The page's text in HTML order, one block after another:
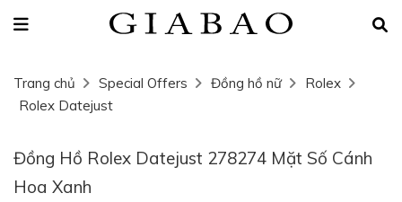
Trang chủ Special Offers Đồng hồ nữ
Rolex
Rolex Datejust
Đồng Hồ Rolex Datejust 278274 Mặt Số Cánh
Hoa Xanh